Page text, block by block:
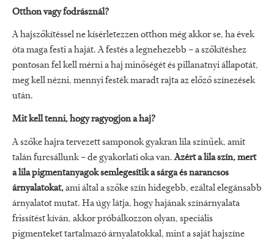
Otthon vagy fodrásznál?
A hajszőkítéssel ne kísérletezzen otthon még akkor se, ha évek
óta maga festi a haját. A festés a legnehezebb – a szőkítéshez
pontosan fel kell mérni a haj minőségét és pillanatnyi állapotát,
meg kell nézni, mennyi festék maradt rajta az előző színezések
után.
Mit kell tenni, hogy ragyogjon a haj?
A szőke hajra tervezett samponok gyakran lila színűek, amit
talán furcsállunk – de gyakorlati oka van.Azért a lila szín, mert
a lila pigmentanyagok semlegesítik a sárga és narancsos
árnyalatokat,ami által a szőke szín hidegebb, ezáltal elegánsabb
árnyalatot mutat. Ha úgy látja, hogy hajának színárnyalata
frissítést kíván, akkor próbálkozzon olyan, speciális
pigmenteket tartalmazó árnyalatokkal, mint a saját hajszíne